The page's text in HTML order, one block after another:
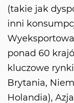
(takie jak
inni
ponad 60
kluczowe
Brytania,
Holandia),